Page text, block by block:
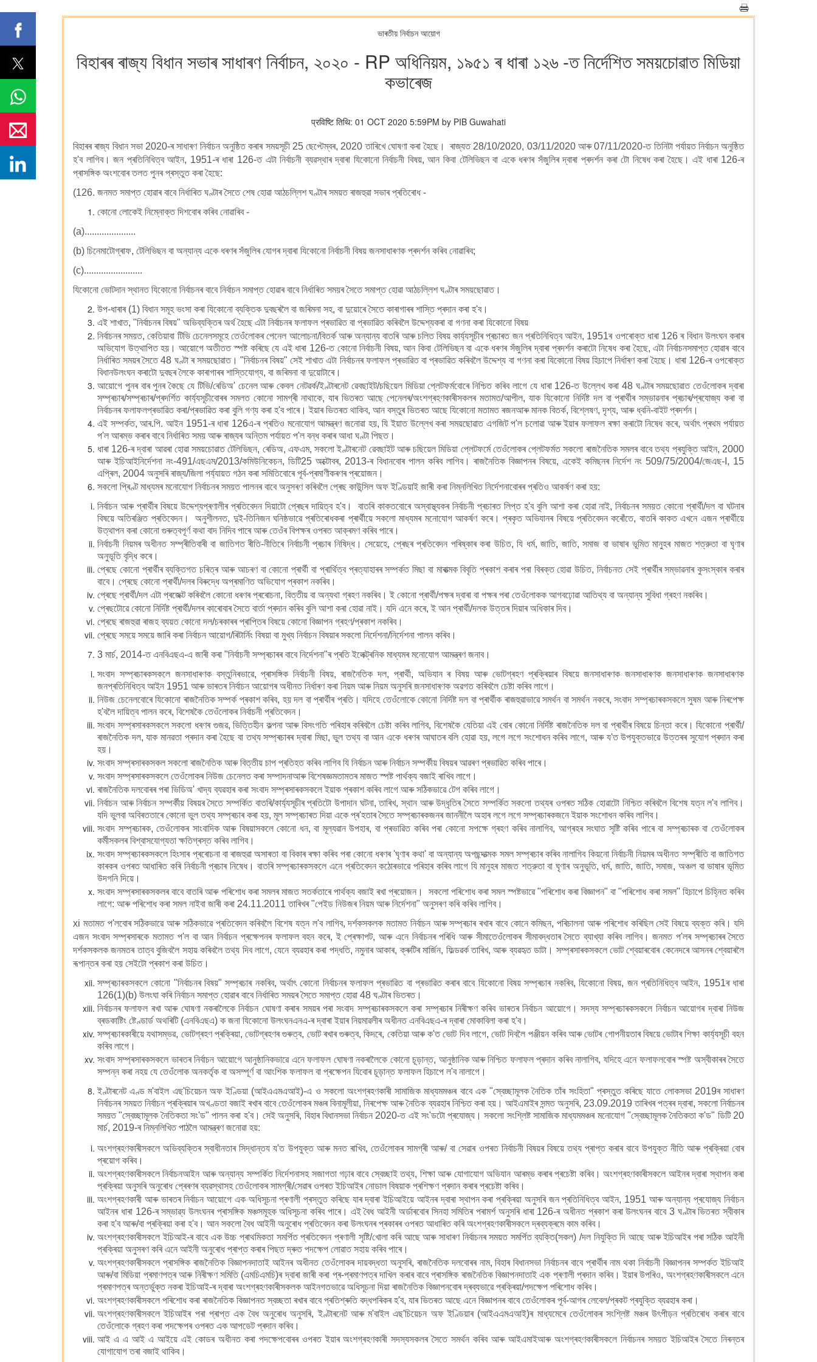
ভাৰতীয় নিৰ্বাচন আয়োগ
বিহাৰৰ ৰাজ্য বিধান সভাৰ সাধাৰণ নিৰ্বাচন, ২০২০ - RP অধিনিয়ম, ১৯৫১ ৰ ধাৰা ১২৬ -ত নিৰ্দেশিত সময়চোৱাত মিডিয়া
কভাৰেজ
प्रविष्टि तिथि: 01 OCT 2020 5:59PM by PIB Guwahati
বিহাৰৰ ৰাজ্য বিধান সভা 2020-ৰ সাধাৰণ নিৰ্বাচন অনুষ্ঠিত কৰাৰ সময়সূচী 25 ছেপ্টেম্বৰ, 2020 তাৰিখে ঘোষণা কৰা হৈছে। ৰাজ্যত 28/10/2020, 03/11/2020 আৰু 07/11/2020-ত তিনিটা পৰ্যায়ত নিৰ্বাচন অনুষ্ঠিত
হ'ব লাগিব। জন প্ৰতিনিধিত্ব আইন, 1951-ৰ ধাৰা 126-ত এটা নিৰ্বাচনী ব্যৱস্থাৰ দ্বাৰা যিকোনো নিৰ্বাচনী বিষয়, আন কিবা টেলিভিছন বা একে ধৰণৰ সঁজুলিৰ দ্বাৰা প্ৰদৰ্শন কৰা টো নিষেধ কৰা হৈছে। এই ধাৰা 126-ৰ
প্ৰাসঙ্গিক অংশবোৰ তলত পুনৰ প্ৰস্তুত কৰা হৈছে:
(126. জনমত সমাপ্ত হোৱাৰ বাবে নিৰ্ধাৰিত ঘণ্টাৰ সৈতে শেষ হোৱা আঠচল্লিশ ঘণ্টাৰ সময়ত ৰাজহুৱা সভাৰ প্ৰতিৰোধ -
কোনো লোকেই নিম্নোক্ত দিশবোৰ কৰিব নোৱাৰিব -
(a).....................
(b) চিনেমাটোগ্ৰাফ, টেলিভিছন বা অন্যান্য একে ধৰণৰ সঁজুলিৰ যোগৰ দ্বাৰা যিকোনো নিৰ্বাচনী বিষয় জনসাধাৰণক প্ৰদৰ্শন কৰিব নোৱাৰিব;
(c)........................
যিকোনো ভোটদান স্থানত যিকোনো নিৰ্বাচনৰ বাবে নিৰ্বাচন সমাপ্ত হোৱাৰ বাবে নিৰ্ধাৰিত সময়ৰ সৈতে সমাপ্ত হোৱা আঠচল্লিশ ঘণ্টাৰ সময়ছোৱাত।
উপ-ধাৰাৰ (1) বিধান সমূহ ভংসা কৰা যিকোনো ব্যক্তিক দুবছৰলৈ বা জৰিমনা সহ, বা দুয়োৰে সৈতে কাৰাগাৰৰ শাস্তি প্ৰদান কৰা হ'ব।
এই শাখাত, "নিৰ্বাচনৰ বিষয়" অভিব্যক্তিৰ অৰ্থ হৈছে এটা নিৰ্বাচনৰ ফলাফল প্ৰভাৱিত বা প্ৰভাৱিত কৰিবলৈ উদ্দেশ্যকৰা বা গণনা কৰা যিকোনো বিষয়
নিৰ্বাচনৰ সময়ত, কেতিয়াবা টিভি চেনেলসমূহে তেওঁলোকৰ পেনেল আলোচনা/বিতৰ্ক আৰু অন্যান্য বাতৰি আৰু চলিত বিষয় কাৰ্য্যসূচীৰ প্ৰচাৰত জন প্ৰতিনিধিত্ব আইন, 1951ৰ ওপৰোক্ত ধাৰা 126 ৰ বিধান উলংঘন কৰাৰ
অভিযোগ উত্থাপিত হয়। আয়োগে অতীতত স্পষ্ট কৰিছে যে এই ধাৰা 126-ত কোনো নিৰ্বাচনী বিষয়, আন কিবা টেলিভিছন বা একে ধৰণৰ সঁজুলিৰ দ্বাৰা প্ৰদৰ্শন কৰাটো নিষেধ কৰা হৈছে, এটা নিৰ্বাচনসমাপ্ত হোৱাৰ বাবে
নিৰ্ধাৰিত সময়ৰ সৈতে 48 ঘণ্টা ৰ সময়ছোৱাত। "নিৰ্বাচনৰ বিষয়" সেই শাখাত এটা নিৰ্বাচনৰ ফলাফল প্ৰভাৱিত বা প্ৰভাৱিত কৰিবলৈ উদ্দেশ্য বা গণনা কৰা যিকোনো বিষয় হিচাপে নিৰ্ধাৰণ কৰা হৈছে। ধাৰা 126-ৰ ওপৰোক্ত
বিধানউলংঘন কৰাটো দুবছৰ লৈকে কাৰাগাৰৰ শাস্তিযোগ্য, বা জৰিমনা বা দুয়োটাৰে।
আয়োগে পুনৰ বাৰ পুনৰ কৈছে যে টিভি/ৰেডিঅ' চেনেল আৰু কেবল নেটৱৰ্ক/ইণ্টাৰনেট ৱেবছাইট/চছিয়েল মিডিয়া প্লেটফৰ্মবোৰে নিশ্চিত কৰিব লাগে যে ধাৰা 126-ত উল্লেখ কৰা 48 ঘণ্টাৰ সময়ছোৱাত তেওঁলোকৰ দ্বাৰা
সম্প্ৰচাৰ/সম্প্ৰচাৰ/প্ৰদৰ্শিত কাৰ্য্যসূচীবোৰৰ সমলত কোনো সামগ্ৰী নাথাকে, যাৰ ভিতৰত আছে পেনেলৰ/অংশগ্ৰহণকাৰীসকলৰ মতামত/আপীল, যাক যিকোনো নিৰ্দিষ্ট দল বা প্ৰাৰ্থীৰ সম্ভাৱনাৰ প্ৰচাৰ/প্ৰযোজ্য কৰা বা
নিৰ্বাচনৰ ফলাফলপ্ৰভাৱিত কৰা/প্ৰভাৱিত কৰা বুলি গণ্য কৰা হ'ব পাৰে। ইয়াৰ ভিতৰত থাকিব, আন বস্তুৰ ভিতৰত আছে যিকোনো মতামত ৰজনআৰু মানক বিতৰ্ক, বিশ্লেষণ, দৃশ্য, আৰু ধ্বনি-বাইট প্ৰদৰ্শন।
এই সম্পৰ্কত, আৰ.পি. আইন 1951-ৰ ধাৰা 126এ-ৰ প্ৰতিও মনোযোগ আমন্ত্ৰণ জনোৱা হয়, যি ইয়াত উল্লেখ কৰা সময়ছোৱাত এগজিট প'ল চলোৱা আৰু ইয়াৰ ফলাফল ৰক্ষা কৰাটো নিষেধ কৰে, অৰ্থাৎ প্ৰথম পৰ্যায়ত
প'ল আৰম্ভ কৰাৰ বাবে নিৰ্ধাৰিত সময় আৰু ৰাজ্যৰ অন্তিম পৰ্যায়ত প'ল বন্ধ কৰাৰ আধা ঘণ্টা পিছত।
ধাৰা 126-ৰ দ্বাৰা আৱৰা হোৱা সময়চোৱাত টেলিভিছন, ৰেডিঅ, এফএম, সকলো ইণ্টাৰনেট ৱেবছাইট আৰু চছিয়েল মিডিয়া প্লেটফৰ্মে তেওঁলোকৰ প্লেটফৰ্মত সকলো ৰাজনৈতিক সমলৰ বাবে তথ্য প্ৰযুক্তি আইন, 2000
আৰু ইচিআইনিৰ্দেশনা নং-491/এছএম/2013/কমিউনিকেচন, ডিটি25 অক্টোবৰ, 2013-ৰ বিধানবোৰ পালন কৰিব লাগিব। ৰাজনৈতিক বিজ্ঞাপনৰ বিষয়ে, একেই কমিছনৰ নিৰ্দেশ নং 509/75/2004/জেএছ-I, 15
এপ্ৰিল, 2004 অনুসৰি ৰাজ্য/জিলা পৰ্য্যায়ত গঠন কৰা সমিতিবোৰে পূৰ্ব-প্ৰমাণীকৰণৰ প্ৰয়োজন।
সকলো প্ৰিণ্ট মাধ্যমৰ মনোযোগ নিৰ্বাচনৰ সময়ত পালনৰ বাবে অনুসৰণ কৰিবলৈ প্ৰেছ কাউন্সিল অফ ইণ্ডিয়াই জাৰী কৰা নিম্নলিখিত নিৰ্দেশনাবোৰৰ প্ৰতিও আকৰ্ষণ কৰা হয়:
নিৰ্বাচন আৰু প্ৰাৰ্থীৰ বিষয়ে উদ্দেশ্যপ্ৰণালীৰ প্ৰতিবেদন দিয়াটো প্ৰেছৰ দায়িত্ব হ'ব। বাতৰি কাকতবোৰে অস্বাস্থ্যকৰ নিৰ্বাচনী প্ৰচাৰত লিপ্ত হ'ব বুলি আশা কৰা হোৱা নাই, নিৰ্বাচনৰ সময়ত কোনো প্ৰাৰ্থী/দল বা ঘটনাৰ
বিষয়ে অতিৰঞ্জিত প্ৰতিবেদন। অনুশীলনত, দুই-তিনিজন ঘনিষ্ঠভাৱে প্ৰতিৰোধকৰা প্ৰাৰ্থীয়ে সকলো মাধ্যমৰ মনোযোগ আকৰ্ষণ কৰে। প্ৰকৃত অভিযানৰ বিষয়ে প্ৰতিবেদন কৰোঁতে, বাতৰি কাকত এখনে এজন প্ৰাৰ্থীয়ে
উত্থাপন কৰা কোনো গুৰুত্বপূৰ্ণ কথা বাদ নিদিব পাৰে আৰু তেওঁৰ বিপক্ষৰ ওপৰত আক্ৰমণ কৰিব পাৰে।
নিৰ্বাচনী নিয়মৰ অধীনত সম্প্ৰীতিবাৰী বা জাতিগত ৰীতি-নীতিৰে নিৰ্বাচনী প্ৰচাৰ নিষিদ্ধ। সেয়েহে, প্ৰেছৰ প্ৰতিবেদন পৰিষ্কাৰ কৰা উচিত, যি ধৰ্ম, জাতি, জাতি, সমাজ বা ভাষাৰ ভূমিত মানুহৰ মাজত শত্রুতা বা ঘৃণাৰ
অনুভূতি বৃদ্ধি কৰে।
প্ৰেছে কোনো প্ৰাৰ্থীৰ ব্যক্তিগত চৰিত্ৰ আৰু আচৰণ বা কোনো প্ৰাৰ্থী বা প্ৰাৰ্থিত্ব প্ৰত্যাহাৰৰ সম্পৰ্কত মিছা বা মাৰাত্মক বিবৃতি প্ৰকাশ কৰাৰ পৰা বিৰক্ত হোৱা উচিত, নিৰ্বাচনত সেই প্ৰাৰ্থীৰ সম্ভাৱনাৰ কুসংস্কাৰ কৰাৰ
বাবে। প্ৰেছে কোনো প্ৰাৰ্থী/দলৰ বিৰুদ্ধে অপ্ৰমাণিত অভিযোগ প্ৰকাশ নকৰিব।
প্ৰেছে প্ৰাৰ্থী/দল এটা প্ৰজেক্ট কৰিবলৈ কোনো ধৰণৰ প্ৰৰোচনা, বিত্তীয় বা অন্যথা গ্ৰহণ নকৰিব। ই কোনো প্ৰাৰ্থী/পক্ষৰ দ্বাৰা বা পক্ষৰ পৰা তেওঁলোকক আগবঢ়োৱা আতিথ্য বা অন্যান্য সুবিধা গ্ৰহণ নকৰিব।
প্ৰেছটোৱে কোনো নিৰ্দিষ্ট প্ৰাৰ্থী/দলৰ কাৰোবাৰ সৈতে বাৰ্তা প্ৰদান কৰিব বুলি আশা কৰা হোৱা নাই। যদি এনে কৰে, ই আন প্ৰাৰ্থী/দলক উত্তৰ দিয়াৰ অধিকাৰ দিব।
প্ৰেছে ৰাজহুৱা ৰাজহ ব্যয়ত কোনো দল/চৰকাৰৰ প্ৰাপ্তিৰ বিষয়ে কোনো বিজ্ঞাপন গ্ৰহণ/প্ৰকাশ নকৰিব।
প্ৰেছে সময়ে সময়ে জাৰি কৰা নিৰ্বাচন আয়োগ/ৰিটাৰ্নিং বিষয়া বা মুখ্য নিৰ্বাচন বিষয়াৰ সকলো নিৰ্দেশনা/নিৰ্দেশনা পালন কৰিব।
3 মাৰ্চ, 2014-ত এনবিএছএ-এ জাৰী কৰা "নিৰ্বাচনী সম্প্ৰচাৰৰ বাবে নিৰ্দেশনা"ৰ প্ৰতি ইলেক্ট্ৰনিক মাধ্যমৰ মনোযোগ আমন্ত্ৰণ জনাব।
সংবাদ সম্প্ৰচাৰকসকলে জনসাধাৰণক বস্তুনিৰভাৱে, প্ৰাসঙ্গিক নিৰ্বাচনী বিষয়, ৰাজনৈতিক দল, প্ৰাৰ্থী, অভিযান ৰ বিষয় আৰু ভোটগ্ৰহণ প্ৰক্ৰিয়াৰ বিষয়ে জনসাধাৰণক জনসাধাৰণক জনসাধাৰণক জনসাধাৰণক
জনপ্ৰতিনিধিত্ব আইন 1951 আৰু ভাৰতৰ নিৰ্বাচন আয়োগৰ অধীনত নিৰ্ধাৰণ কৰা নিয়ম আৰু নিয়ম অনুসৰি জনসাধাৰণক অৱগত কৰিবলৈ চেষ্টা কৰিব লাগে।
নিউজ চেনেলবোৰে যিকোনো ৰাজনৈতিক সম্পৰ্ক প্ৰকাশ কৰিব, হয় দল বা প্ৰাৰ্থীৰ প্ৰতি। যদিহে তেওঁলোকে কোনো নিৰ্দিষ্ট দল বা প্ৰাৰ্থীক ৰাজহুৱাভাৱে সমৰ্থন বা সমৰ্থন নকৰে, সংবাদ সম্প্ৰচাৰকসকলে সুষম আৰু নিৰপেক্ষ
হ'বলৈ দায়িত্ব পালন কৰে, বিশেষকৈ তেওঁলোকৰ নিৰ্বাচনী প্ৰতিবেদন।
সংবাদ সম্প্ৰসাৰকসকলে সকলো ধৰণৰ গুজৱ, ভিত্তিহীন কল্পনা আৰু বিসংগতি পৰিহাৰ কৰিবলৈ চেষ্টা কৰিব লাগিব, বিশেষকৈ যেতিয়া এই বোৰ কোনো নিৰ্দিষ্ট ৰাজনৈতিক দল বা প্ৰাৰ্থীৰ বিষয়ে চিন্তা কৰে। যিকোনো প্ৰাৰ্থী/
ৰাজনৈতিক দল, যাক মানৱতা প্ৰদান কৰা হৈছে বা তথ্য সম্প্ৰচাৰৰ দ্বাৰা মিছা, ভুল তথ্য বা আন একে ধৰণৰ আঘাতৰ বলি হোৱা হয়, লগে লগে সংশোধন কৰিব লাগে, আৰু য'ত উপযুক্তভাৱে উত্তৰৰ সুযোগ প্ৰদান কৰা
হয়।
সংবাদ সম্প্ৰসাৰকসকল সকলো ৰাজনৈতিক আৰু বিত্তীয় চাপ প্ৰতিহত কৰিব লাগিব যি নিৰ্বাচন আৰু নিৰ্বাচন সম্পৰ্কীয় বিষয়ৰ আৱৰণ প্ৰভাৱিত কৰিব পাৰে।
সংবাদ সম্প্ৰসাৰকসকলে তেওঁলোকৰ নিউজ চেনেলত কৰা সম্পাদনাআৰু বিশেষজ্ঞমতামতৰ মাজত স্পষ্ট পাৰ্থক্য বজাই ৰাখিব লাগে।
ৰাজনৈতিক দলবোৰৰ পৰা ভিডিঅ' খাদ্য ব্যৱহাৰ কৰা সংবাদ সম্প্ৰসাৰকসকলে ইয়াক প্ৰকাশ কৰিব লাগে আৰু সঠিকভাৱে টেগ কৰিব লাগে।
নিৰ্বাচন আৰু নিৰ্বাচন সম্পৰ্কীয় বিষয়ৰ সৈতে সম্পৰ্কিত বাতৰি/কাৰ্য্যসূচীৰ প্ৰতিটো উপাদান ঘটনা, তাৰিখ, স্থান আৰু উদ্ধৃতিৰ সৈতে সম্পৰ্কিত সকলো তথ্যৰ ওপৰত সঠিক হোৱাটো নিশ্চিত কৰিবলৈ বিশেষ যত্ন ল'ব লাগিব।
যদি ভুলবা অবিৰততাৰে কোনো ভুল তথ্য সম্প্ৰচাৰ কৰা হয়, মূল সম্প্ৰচাৰত দিয়া একে প্ৰ'হতাৰ সৈতে সম্প্ৰচাৰকজনৰ জাননীলৈ অহাৰ লগে লগে সম্প্ৰচাৰকজনে ইয়াক সংশোধন কৰিব লাগিব।
সংবাদ সম্প্ৰচাৰক, তেওঁলোকৰ সাংবাদিক আৰু বিষয়াসকলে কোনো ধন, বা মূল্যৱান উপহাৰ, বা প্ৰভাৱিত কৰিব পৰা কোনো সপক্ষে গ্ৰহণ কৰিব নালাগিব, আগ্ৰহৰ সংঘাত সৃষ্টি কৰিব পাৰে বা সম্প্ৰচাৰক বা তেওঁলোকৰ
কৰ্মীসকলৰ বিশ্বাসযোগ্যতা ক্ষতিগ্ৰস্ত কৰিব লাগিব।
সংবাদ সম্প্ৰচাৰকসকলে হিংসাৰ প্ৰৰোচনা বা ৰাজহুৱা অসাৰতা বা বিকাৰ ৰক্ষা কৰিব পৰা কোনো ধৰণৰ 'ঘৃণাৰ কথা' বা অন্যান্য অপছন্দাত্মক সমল সম্প্ৰচাৰ কৰিব নালাগিব কিয়নো নিৰ্বাচনী নিয়মৰ অধীনত সম্প্ৰীতি বা জাতিগত
কাৰকৰ ওপৰত আধাৰিত কৰি নিৰ্বাচনী প্ৰচাৰ নিষেধ। বাতৰি সম্প্ৰচাৰকসকলে এনে প্ৰতিবেদন কঠোৰভাৱে পৰিহাৰ কৰিব লাগে যি মানুহৰ মাজত শত্রুতা বা ঘৃণাৰ অনুভূতি, ধৰ্ম, জাতি, জাতি, সমাজ, অঞ্চল বা ভাষাৰ ভূমিত
উদগনি দিয়ে।
সংবাদ সম্প্ৰসাৰকসকলৰ বাবে বাতৰি আৰু পৰিশোধ কৰা সমলৰ মাজত সতৰ্কতাৰে পাৰ্থক্য বজাই ৰখা প্ৰয়োজন। সকলো পৰিশোধ কৰা সমল স্পষ্টভাৱে "পৰিশোধ কৰা বিজ্ঞাপন" বা "পৰিশোধ কৰা সমল" হিচাপে চিহ্নিত কৰিব
লাগে: আৰু পৰিশোধ কৰা সমল নাইবা জাৰী কৰা 24.11.2011 তাৰিখৰ "পেইড নিউজৰ নিয়ম আৰু নিৰ্দেশনা" অনুসৰণ কৰি কৰিব লাগিব।
xi মতামত প'লবোৰ সঠিকভাৱে আৰু সঠিকভাৱে প্ৰতিবেদন কৰিবলৈ বিশেষ যত্ন ল'ব লাগিব, দৰ্শকসকলক মতামত নিৰ্বাচন আৰু সম্প্ৰচাৰ ৰখাৰ বাবে কোনে কমিছন, পৰিচালনা আৰু পৰিশোধ কৰিছিল সেই বিষয়ে ব্যক্ত কৰি। যদি
এজন সংবাদ সম্প্ৰসাৰকে মতামত প'ল বা আন নিৰ্বাচন প্ৰক্ষেপনৰ ফলাফল বহন কৰে, ই প্ৰেক্ষাপট, আৰু এনে নিৰ্বাচনৰ পৰিধি আৰু সীমাতেওঁলোকৰ সীমাবদ্ধতাৰ সৈতে ব্যাখ্যা কৰিব লাগিব। জনমত প'লৰ সম্প্ৰচাৰৰ সৈতে
দৰ্শকসকলক জনমতৰ তাত্ব বুজিবলৈ সহায় কৰিবলৈ তথ্য দিব লাগে, যেনে ব্যৱহাৰ কৰা পদ্ধতি, নমুনাৰ আকাৰ, ক্ৰুটিৰ মাৰ্জিন, ফিল্ডৱৰ্ক তাৰিখ, আৰু ব্যৱহৃত ডাটা। সম্প্ৰসাৰকসকলে ভোট শ্বেয়াৰবোৰ কেনেদৰে আসনৰ শ্বেয়াৰলৈ
ৰূপান্তৰ কৰা হয় সেইটো প্ৰকাশ কৰা উচিত।
সম্প্ৰচাৰকসকলে কোনো "নিৰ্বাচনৰ বিষয়" সম্প্ৰচাৰ নকৰিব, অৰ্থাৎ কোনো নিৰ্বাচনৰ ফলাফল প্ৰভাৱিত বা প্ৰভাৱিত কৰাৰ বাবে যিকোনো বিষয় সম্প্ৰচাৰ নকৰিব, যিকোনো বিষয়, জন প্ৰতিনিধিত্ব আইন, 1951ৰ ধাৰা
126(1)(b) উলংঘা কৰি নিৰ্বাচন সমাপ্ত হোৱাৰ বাবে নিৰ্ধাৰিত সময়ৰ সৈতে সমাপ্ত হোৱা 48 ঘণ্টাৰ ভিতৰত।
নিৰ্বাচনৰ ফলাফল ৰখা আৰু ঘোষণা নকৰালৈকে নিৰ্বাচন ঘোষণা কৰাৰ সময়ৰ পৰা সংবাদ সম্প্ৰচাৰকসকলে কৰা সম্প্ৰচাৰ নিৰীক্ষণ কৰিব ভাৰতৰ নিৰ্বাচন আয়োগে। সদস্য সম্প্ৰচাৰকসকলে নিৰ্বাচন আয়োগৰ দ্বাৰা নিউজ
ব্ৰডকাষ্টিং ষ্টেণ্ডাৰ্ড অথৰিটি (এনবিএছএ) ক জনা যিকোনো উলংঘনএনএ-ৰ দ্বাৰা ইয়াৰ নিয়মাৱলীৰ অধীনত এনবিএছএ-ৰ দ্বাৰা মোকাবিলা কৰা হ'ব।
সম্প্ৰচাৰকাৰীয়ে যথাসম্ভৱ, ভোটগ্ৰহণ প্ৰক্ৰিয়া, ভোটগ্ৰহণৰ গুৰুত্ব, ভোট ৰখাৰ গুৰুত্ব, কিদৰে, কেতিয়া আৰু ক'ত ভোট দিব লাগে, ভোট দিবলৈ পঞ্জীয়ন কৰিব আৰু ভোটৰ গোপনীয়তাৰ বিষয়ে ভোটাৰ শিক্ষা কাৰ্য্যসূচী বহন
কৰিব লাগে।
সংবাদ সম্প্ৰসাৰকসকলে ভাৰতৰ নিৰ্বাচন আয়োগে আনুষ্ঠানিকভাৱে এনে ফলাফল ঘোষণা নকৰালৈকে কোনো চূড়ান্ত, আনুষ্ঠানিক আৰু নিশ্চিত ফলাফল প্ৰদান কৰিব নালাগিব, যদিহে এনে ফলাফলবোৰ স্পষ্ট অস্বীকাৰৰ সৈতে
সম্পন্ন কৰা নহয় যে তেওঁলোক অনকৰ্তৃক বা অসম্পূৰ্ণ বা আংশিক ফলাফল বা প্ৰক্ষেপন যিবোৰ চূড়ান্ত ফলাফল হিচাপে ল'ব নালাগে।
ইণ্টাৰনেট এণ্ড ম'বাইল এছ'চিয়েচন অফ ইণ্ডিয়া (আইএএমএআই)-এ ও সকলো অংশগ্ৰহণকাৰী সামাজিক মাধ্যমমঞ্চৰ বাবে এক "স্বেচ্ছামূলক নৈতিক তাঁৰ সংহিতা" প্ৰস্তুত কৰিছে যাতে লোকসভা 2019ৰ সাধাৰণ
নিৰ্বাচনৰ সময়ত নিৰ্বাচন প্ৰক্ৰিয়াৰ অখণ্ডতা বজাই ৰখাৰ বাবে তেওঁলোকৰ মঞ্চৰ বিনামূলীয়া, নিৰপেক্ষ আৰু নৈতিক ব্যৱহাৰ নিশ্চিত কৰা হয়। আইএমাইৰ সন্মত অনুসৰি, 23.09.2019 তাৰিখৰ পত্ৰৰ দ্বাৰা, সকলো নিৰ্বাচনৰ
সময়ত "স্বেচ্ছামূলক নৈতিকতা সং'ড" পালন কৰা হ'ব। সেই অনুসৰি, বিহাৰ বিধানসভা নিৰ্বাচন 2020-ত এই সং'ডটো প্ৰযোজ্য। সকলো সংশ্লিষ্ট সামাজিক মাধ্যমমঞ্চৰ মনোযোগ "স্বেচ্ছামূলক নৈতিকতা ক'ড" ডিটি 20
মাৰ্চ, 2019-ৰ নিম্নলিখিত পাঠলৈ আমন্ত্ৰণ জনোৱা হয়:
অংশগ্ৰহণকাৰীসকলে অভিব্যক্তিৰ স্বাধীনতাৰ সিদ্ধান্তয য'ত উপযুক্ত আৰু মনত ৰাখিব, তেওঁলোকৰ সামগ্ৰী আৰু/ বা সেৱাৰ ওপৰত নিৰ্বাচনী বিষয়ৰ বিষয়ে তথ্য প্ৰাপ্ত কৰাৰ বাবে উপযুক্ত নীতি আৰু প্ৰক্ৰিয়া বোৰ
প্ৰয়োগ কৰিব।
অংশগ্ৰহণকাৰীসকলে নিৰ্বাচনআইন আৰু অন্যান্য সম্পৰ্কিত নিৰ্দেশনাসহ সজাগতা গঢ়াৰ বাবে স্বেচ্ছাই তথ্য, শিক্ষা আৰু যোগাযোগ অভিযান আৰম্ভ কৰাৰ প্ৰচেষ্টা কৰিব। অংশগ্ৰহণকাৰীসকলে আইনৰ দ্বাৰা স্থাপন কৰা
প্ৰক্ৰিয়া অনুসৰি অনুৰোধ প্ৰেৰণৰ ব্যৱস্থাসহ তেওঁলোকৰ সামগ্ৰী/সেৱাৰ ওপৰত ইচিআইৰ নোডাল বিষয়াক প্ৰশিক্ষণ প্ৰদান কৰাৰ প্ৰচেষ্টা কৰিব।
অংশগ্ৰহণকাৰী আৰু ভাৰতৰ নিৰ্বাচন আয়োগে এক অধিসূচনা প্ৰণালী প্ৰস্তুত কৰিছে যাৰ দ্বাৰা ইচিআইয়ে আইনৰ দ্বাৰা স্থাপন কৰা প্ৰক্ৰিয়া অনুসৰি জন প্ৰতিনিধিত্ব আইন, 1951 আৰু অন্যান্য প্ৰযোজ্য নিৰ্বাচন
আইনৰ ধাৰা 126-ৰ সম্ভাৱ্য উলংঘনৰ প্ৰাসঙ্গিক মঞ্চসমূহক অধিসূচনা কৰিব পাৰে। এই বৈধ আইনী অৰ্ডাৰবোৰ সিনহা সমিতিৰ পৰামৰ্শ অনুসৰি ধাৰা 126-ৰ অধীনত প্ৰকাশ কৰা উলংঘনৰ বাবে 3 ঘণ্টাৰ ভিতৰত স্বীকাৰ
কৰা হ'ব আৰু/বা প্ৰক্ৰিয়া কৰা হ'ব। আন সকলো বৈধ আইনী অনুৰোধ প্ৰতিবেদন কৰা উলংঘনৰ প্ৰকাৰৰ ওপৰত আধাৰিত কৰি অংশগ্ৰহণকাৰীসকলে দ্ৰব্যক্ৰমে কাম কৰিব।
অংশগ্ৰহণকাৰীসকলে ইচিআই-ৰ বাবে এক উচ্চ প্ৰাথমিকতা সমৰ্পিত প্ৰতিবেদন প্ৰণালী সৃষ্টি/খোলা কৰি আছে আৰু সাধাৰণ নিৰ্বাচনৰ সময়ত সমৰ্পিত ব্যক্তি(সকল) /দল নিযুক্তি দি আছে আৰু ইচিআইৰ পৰা সঠিক আইনী
প্ৰক্ৰিয়া অনুসৰণ কৰি এনে আইনী অনুৰোধ প্ৰাপ্ত কৰাৰ পিছত দ্ৰুত পদক্ষেপ লোৱাত সহায় কৰিব পাৰে।
অংশগ্ৰহণকাৰীসকলে প্ৰাসঙ্গিক ৰাজনৈতিক বিজ্ঞাপনদাতাই আইনৰ অধীনত তেওঁলোকৰ দায়বদ্ধতা অনুসৰি, ৰাজনৈতিক দলবোৰৰ নাম, বিহাৰ বিধানসভা নিৰ্বাচনৰ বাবে প্ৰাৰ্থীৰ নাম থকা নিৰ্বাচনী বিজ্ঞাপনৰ সম্পৰ্কত ইচিআই
আৰু/বা মিডিয়া প্ৰমাণপত্ৰ আৰু নিৰীক্ষণ সমিতি (এমচিএমচি)ৰ দ্বাৰা জাৰী কৰা প্ৰ-প্ৰমাণপত্ৰ দাখিল কৰাৰ বাবে প্ৰাসঙ্গিক ৰাজনৈতিক বিজ্ঞাপনদাতাই এক প্ৰণালী প্ৰদান কৰিব। ইয়াৰ উপৰিও, অংশগ্ৰহণকাৰীসকলে এনে
প্ৰমাণপত্ৰ অন্তৰ্ভুক্ত নকৰা ইচিআই-ৰ দ্বাৰা অংশগ্ৰহণকাৰীসকলক আইনগতভাৱে অধিসূচনা দিয়া ৰাজনৈতিক বিজ্ঞাপনবোৰ দ্ৰব্যভাৱে প্ৰক্ৰিয়া/পদক্ষেপ পৰিশোধ কৰিব।
অংশগ্ৰহণকাৰীসকলে পৰিশোধ কৰা ৰাজনৈতিক বিজ্ঞাপনত স্বচ্ছতা ৰখাৰ বাবে প্ৰতিশ্ৰুতি বদ্ধপৰিকৰ হ'ব, যাৰ ভিতৰত আছে এনে বিজ্ঞাপনৰ বাবে তেওঁলোকৰ পূৰ্ব-আগৰ লেবেল/প্ৰকট প্ৰযুক্তি ব্যৱহাৰ কৰা।
অংশগ্ৰহণকাৰীসকলে ইচিআইৰ পৰা প্ৰাপ্ত এক বৈধ অনুৰোধ অনুসৰি, ইণ্টাৰনেট আৰু ম'বাইল এছ'চিয়েচন অফ ইণ্ডিয়াৰ (আইএএমএআই)ৰ মাধ্যমেৰে তেওঁলোকৰ সংশ্লিষ্ট মঞ্চৰ উৎপীড়ন প্ৰতিৰোধ কৰাৰ বাবে
তেওঁলোকে গ্ৰহণ কৰা পদক্ষেপৰ ওপৰত এক আপডেট প্ৰদান কৰিব।
আই এ এ আই এ আইয়ে এই কোডৰ অধীনত কৰা পদক্ষেপবোৰৰ ওপৰত ইয়াৰ অংশগ্ৰহণকাৰী সদস্যসকলৰ সৈতে সমৰ্থন কৰিব আৰু আইএমাইআৰু অংশগ্ৰহণকাৰীসকলে নিৰ্বাচনৰ সময়ত ইচিআইৰ সৈতে নিৰন্তৰ
যোগাযোগ তৰা বজাই থাকিব।